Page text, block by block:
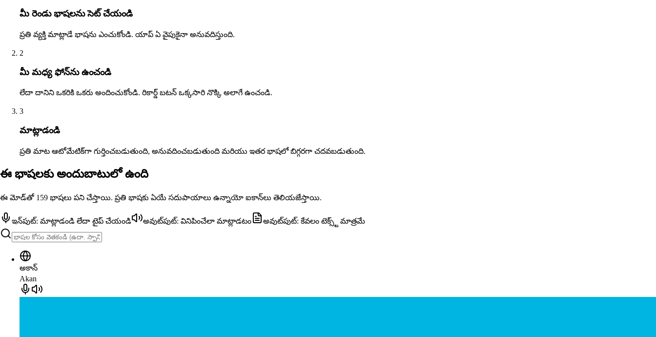
మీ రెండు భాషలను సెట్ చేయండి
ప్రతి వ్యక్తి మాట్లాడే భాషను ఎంచుకోండి. యాప్ ఏ వైపుకైనా అనువదిస్తుంది.
2
మీ మధ్య ఫోన్‌ను ఉంచండి
లేదా దానిని ఒకరికి ఒకరు అందించుకోండి. రికార్డ్ బటన్ ఒక్కసారి నొక్కి అలాగే ఉంచండి.
3
మాట్లాడండి
ప్రతి మాట ఆటోమేటిక్‌గా గుర్తించబడుతుంది, అనువదించబడుతుంది మరియు ఇతర భాషలో బిగ్గరగా చదవబడుతుంది.
ఈ భాషలకు అందుబాటులో ఉంది
ఈ మోడ్‌తో 159 భాషలు పని చేస్తాయి. ప్రతి భాషకు ఏయే సదుపాయాలు ఉన్నాయో ఐకాన్‌లు తెలియజేస్తాయి.
ఇన్‌పుట్: మాట్లాడండి లేదా టైప్ చేయండి అవుట్‌పుట్: వినిపించేలా మాట్లాడటం అవుట్‌పుట్: కేవలం టెక్స్ట్ మాత్రమే
అకాన్
Akan